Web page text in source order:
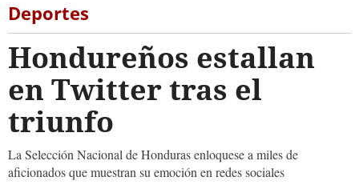
Deportes
Hondureños estallan
en Twitter tras el
triunfo
La Selección Nacional de Honduras enloquese a miles de
aficionados que muestran su emoción en redes sociales